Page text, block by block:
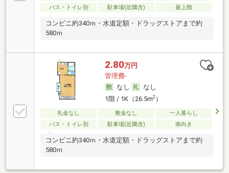
バス・トイレ別
駐車場(近隣含) 最上階
コンビニ約340ｍ・水道定額・ドラッグストアまで約
580ｍ
2.80万円
管理費-
なし
なし
1階 / 1K（26.5m2）
礼金なし 敷金なし
一人暮らし
バス・トイレ別
駐車場(近隣含) 南向き
コンビニ約340ｍ・水道定額・ドラッグストアまで約
580ｍ